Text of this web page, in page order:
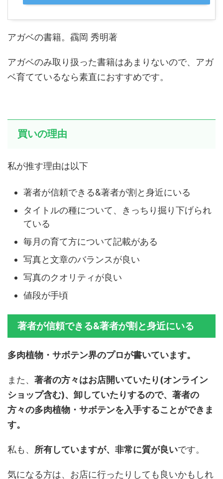
アガベの書籍。靍岡 秀明著
アガベのみ取り扱った書籍はあまりないので、アガ
ベ育てているなら素直におすすめです。
買いの理由
私が推す理由は以下
著者が信頼できる&著者が割と身近にいる
タイトルの種について、きっちり掘り下げられ
ている
毎月の育て方について記載がある
写真と文章のバランスが良い
写真のクオリティが良い
値段が手頃
著者が信頼できる&著者が割と身近にいる
多肉植物・サボテン界のプロが書いています。
また、 著者の方々はお店開いていたり(オンライン
ショップ含む)、卸していたりするので、著者の
方々の多肉植物・サボテンを入手することができま
す。
私も、 所有していますが、非常に質が良いです。
気になる方は、お店に行ったりしても良いかもしれ